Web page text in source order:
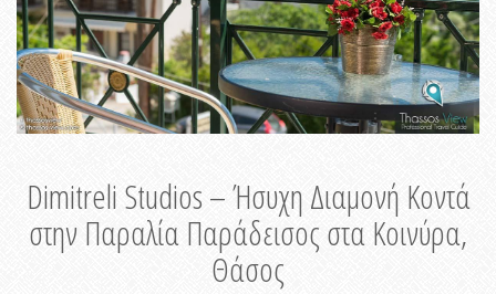
Dimitreli Studios – Ήσυχη Διαμονή Κοντά
στην Παραλία Παράδεισος στα Κοινύρα,
Θάσος